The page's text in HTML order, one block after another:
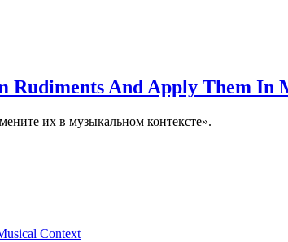
And Apply Them In
их в музыкальном контексте».
Context